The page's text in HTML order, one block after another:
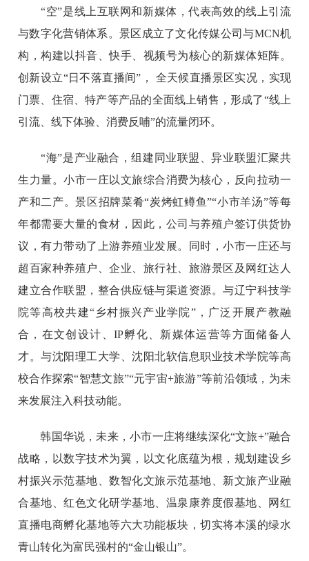
“空”是线上互联网和新媒体，代表高效的线上引流
与数字化营销体系。景区成立了文化传媒公司与MCN机
构，构建以抖音、快手、视频号为核心的新媒体矩阵。
创新设立“日不落直播间”， 全天候直播景区实况，实现
门票、住宿、特产等产品的全面线上销售，形成了“线上
引流、线下体验、消费反哺”的流量闭环。
“海”是产业融合，组建同业联盟、异业联盟汇聚共
生力量。小市一庄以文旅综合消费为核心，反向拉动一
产和二产。景区招牌菜肴“炭烤虹鳟鱼”“小市羊汤”等每
年都需要大量的食材，因此，公司与养殖户签订供货协
议，有力带动了上游养殖业发展。同时，小市一庄还与
超百家种养殖户、企业、旅行社、旅游景区及网红达人
建立合作联盟，整合供应链与渠道资源。与辽宁科技学
院等高校共建“乡村振兴产业学院”，广泛开展产教融
合，在文创设计、IP孵化、新媒体运营等方面储备人
才。与沈阳理工大学、沈阳北软信息职业技术学院等高
校合作探索“智慧文旅”“元宇宙+旅游”等前沿领域，为未
来发展注入科技动能。
韩国华说，未来，小市一庄将继续深化“文旅+”融合
战略，以数字技术为翼，以文化底蕴为根，规划建设乡
村振兴示范基地、数智化文旅示范基地、新文旅产业融
合基地、红色文化研学基地、温泉康养度假基地、网红
直播电商孵化基地等六大功能板块，切实将本溪的绿水
青山转化为富民强村的“金山银山”。